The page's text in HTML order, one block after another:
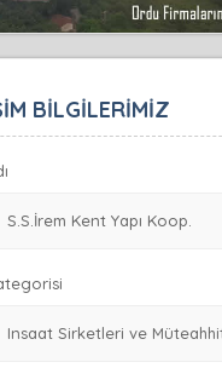
BİLGİLERİMİZ